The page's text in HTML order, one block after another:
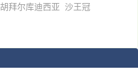
胡拜尔库迪西亚 沙王冠